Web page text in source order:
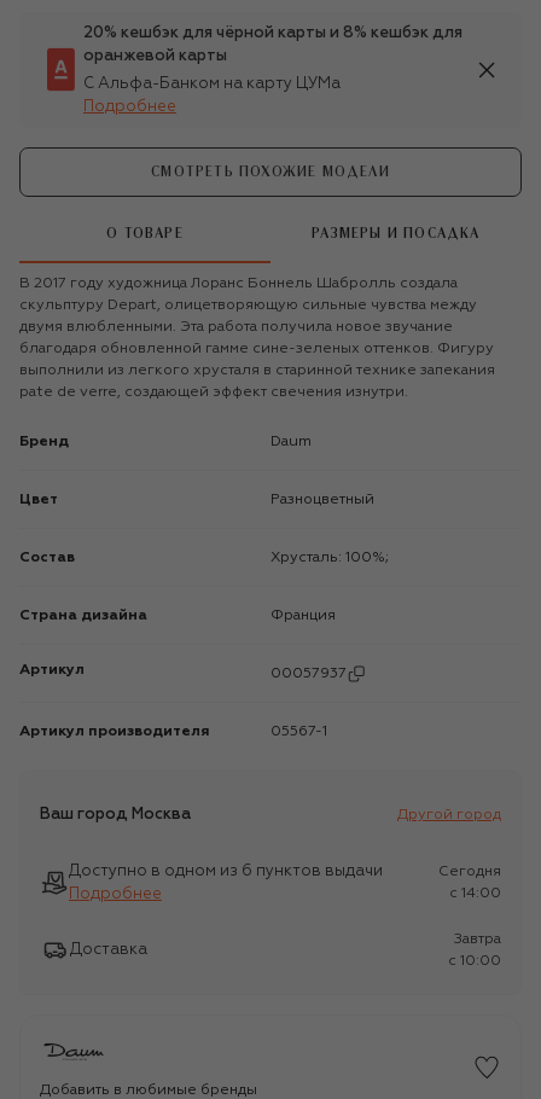
20% кешбэк для чёрной карты и 8% кешбэк для
оранжевой карты
С Альфа-Банком на карту ЦУМа
Подробнее
СМОТРЕТЬ ПОХОЖИЕ МОДЕЛИ
О ТОВАРЕ РАЗМЕРЫ И ПОСАДКА
В 2017 году художница Лоранс Боннель Шабролль создала
скульптуру Depart, олицетворяющую сильные чувства между
двумя влюбленными. Эта работа получила новое звучание
благодаря обновленной гамме сине-зеленых оттенков. Фигуру
выполнили из легкого хрусталя в старинной технике запекания
pate de verre, создающей эффект свечения изнутри.
Бренд Daum
Цвет Разноцветный
Состав Хрусталь: 100%;
Страна дизайна Франция
Артикул 00057937
Артикул производителя 05567-1
Ваш город Москва Другой город
Доступно в одном из 6 пунктов выдачи
Подробнее
Сегодня
c 14:00
Доставка
Завтра
c 10:00
Добавить в любимые бренды